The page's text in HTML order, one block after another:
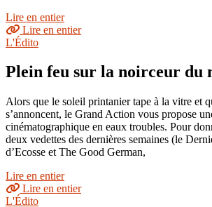
Lire en entier
Lire en entier
L'Édito
Plein feu sur la noirceur du
Alors que le soleil printanier tape à la vitre et
s’annoncent, le Grand Action vous propose
cinématographique en eaux troubles. Pour
deux vedettes des dernières semaines (le
d’Ecosse et The Good German,
Lire en entier
Lire en entier
L'Édito